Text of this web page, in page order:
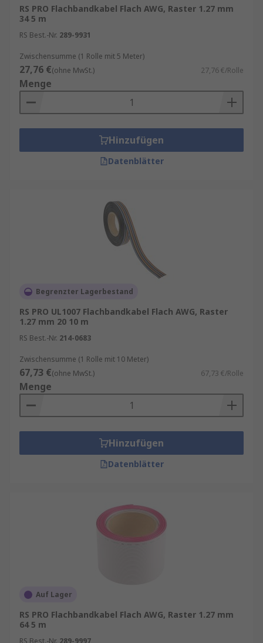
RS PRO Flachbandkabel Flach AWG, Raster 1.27 mm
34 5 m
RS Best.-Nr. 289-9931
Zwischensumme (1 Rolle mit 5 Meter)
27,76 €(ohne MwSt.) 27,76 €/Rolle
Menge
Hinzufügen
Datenblätter
Begrenzter Lagerbestand
RS PRO UL1007 Flachbandkabel Flach AWG, Raster
1.27 mm 20 10 m
RS Best.-Nr. 214-0683
Zwischensumme (1 Rolle mit 10 Meter)
67,73 €(ohne MwSt.) 67,73 €/Rolle
Menge
Hinzufügen
Datenblätter
Auf Lager
RS PRO Flachbandkabel Flach AWG, Raster 1.27 mm
64 5 m
RS Best.-Nr. 289-9997